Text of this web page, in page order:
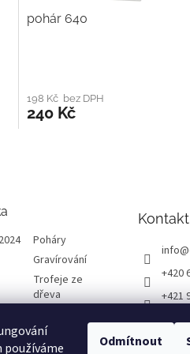
používáme
Odmítnout
pohár 640
198 Kč bez DPH
240 Kč
Poháry
Gravírování
Trofeje ze
dřeva
Emblémy
Kontakt
info@
+420
+421